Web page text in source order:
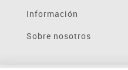
Información
Sobre nosotros